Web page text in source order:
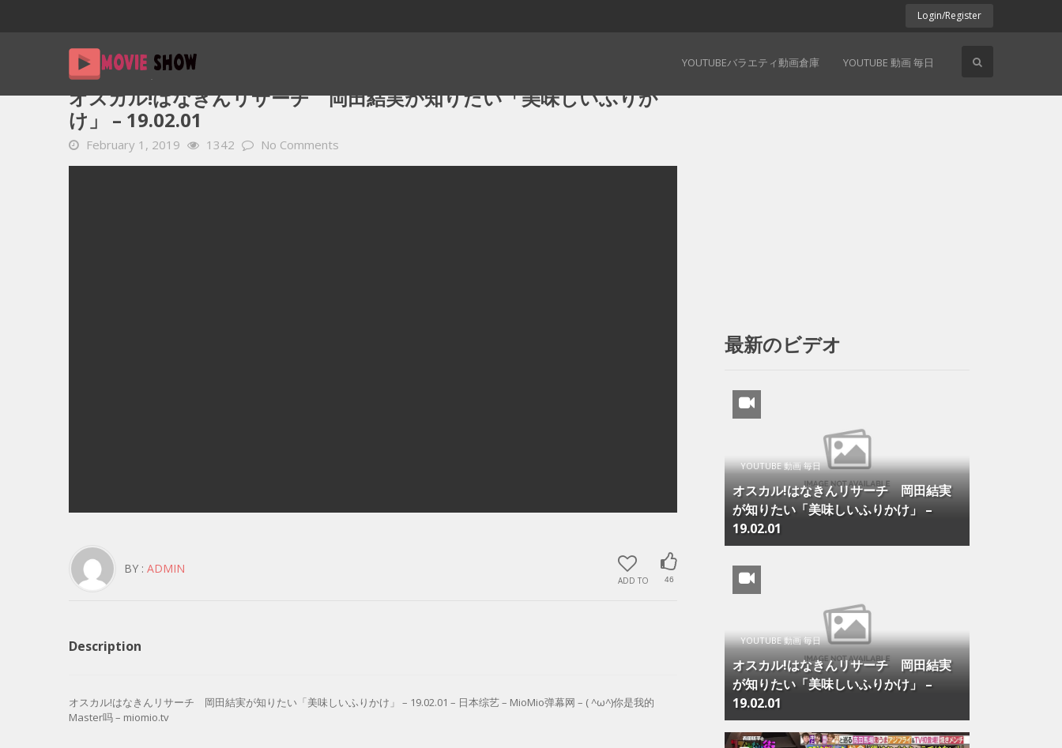
Login/Register
YOUTUBEバラエティ動画倉庫 YOUTUBE 動画 毎日
Home
オスカル!はなきんリサーチ 岡田結実が知りたい「美味しいふりか
け」 – 19.02.01
February 1, 2019 1342 No Comments
ADD TO 46
BY : ADMIN
Description
オスカル!はなきんリサーチ 岡田結実が知りたい「美味しいふりかけ」 – 19.02.01 – 日本综艺 – MioMio弹幕网 – ( ^ω^)你是我的
Master吗 – miomio.tv
最新のビデオ
YOUTUBE 動画 毎日
オスカル!はなきんリサーチ 岡田結実
が知りたい「美味しいふりかけ」 –
19.02.01
YOUTUBE 動画 毎日
オスカル!はなきんリサーチ 岡田結実
が知りたい「美味しいふりかけ」 –
19.02.01